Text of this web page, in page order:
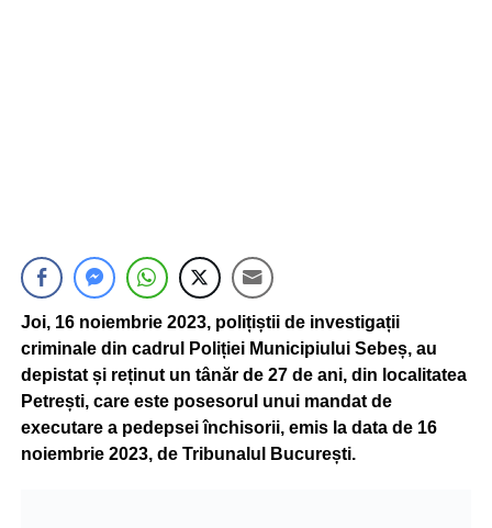
Joi, 16 noiembrie 2023, polițiștii de investigații
criminale din cadrul Poliției Municipiului Sebeș, au
depistat și reținut un tânăr de 27 de ani, din localitatea
Petrești, care este posesorul unui mandat de
executare a pedepsei închisorii, emis la data de 16
noiembrie 2023, de Tribunalul București.